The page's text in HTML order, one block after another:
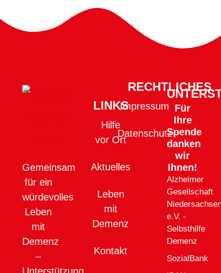
Gemeinsam
für ein
würdevolles
Leben
mit
Demenz
–
LINKS
Hilfe
vor Ort
Aktuelles
Leben
mit
Demenz
Kontakt
RECHTLICHES
Impressum
Datenschutz
Für
Ihre
Spende
danken
wir
Ihnen!
Alzheimer
Gesellschaft
e.V. -
Selbsthilfe
Demenz
SozialBank